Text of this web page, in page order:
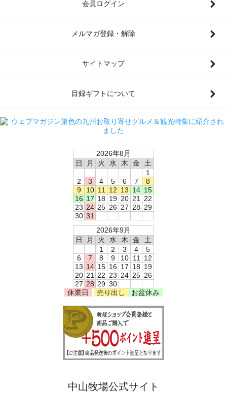
会員ログイン
メルマガ登録・解除
サイトマップ
目録ギフトについて
2026年8月
日
月 火 水 木 金
土
1
2
3 4 5 6 7
8
9
10 11 12 13 14 15
16 17 18 19 20 21
22
23 24 25 26 27 28 29
30 31
2026年9月
日
月 火 水 木 金
土
1
2 3 4
5
6
7 8 9 10 11
12
13 14 15 16 17 18 19
20 21 22 23 24 25 26
27 28 29 30
休業日
売り出し お盆休み
中山牧場公式サイト